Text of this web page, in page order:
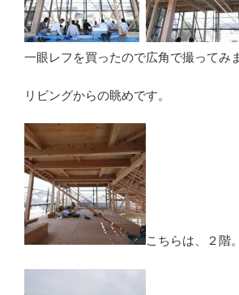
一眼レフを買ったので広角で撮ってみ
リビングからの眺めです。
こちらは、２階。